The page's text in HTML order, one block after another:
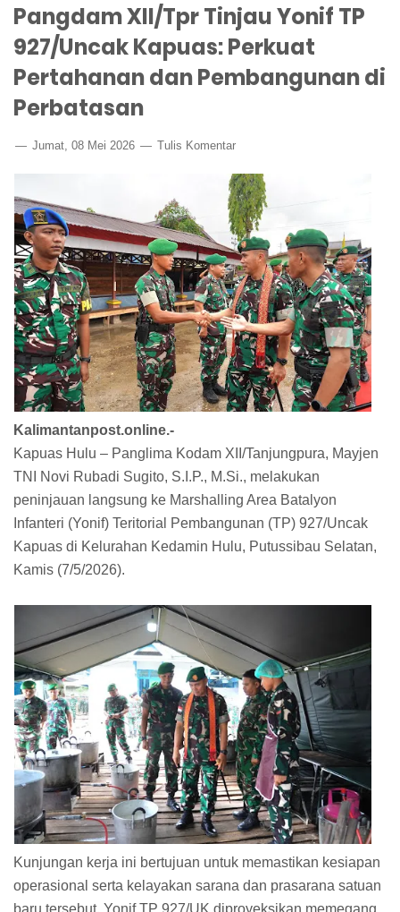
Pangdam XII/Tpr Tinjau Yonif TP
927/Uncak Kapuas: Perkuat
Pertahanan dan Pembangunan di
Perbatasan
Jumat, 08 Mei 2026 Tulis Komentar
Kalimantanpost.online.-
Kapuas Hulu – Panglima Kodam XII/Tanjungpura, Mayjen
TNI Novi Rubadi Sugito, S.I.P., M.Si., melakukan
peninjauan langsung ke Marshalling Area Batalyon
Infanteri (Yonif) Teritorial Pembangunan (TP) 927/Uncak
Kapuas di Kelurahan Kedamin Hulu, Putussibau Selatan,
Kamis (7/5/2026).
Kunjungan kerja ini bertujuan untuk memastikan kesiapan
operasional serta kelayakan sarana dan prasarana satuan
baru tersebut. Yonif TP 927/UK diproyeksikan memegang